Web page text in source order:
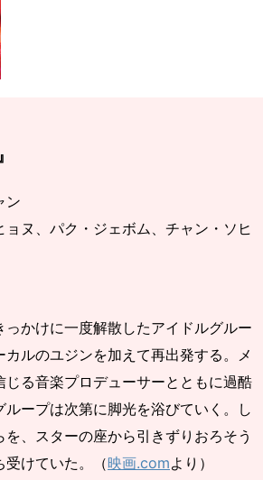
ン
ョヌ、パク・ジェボム、チャン・ソヒ
っかけに一度解散したアイドルグルー
カルのユジンを加えて再出発する。メ
じる音楽プロデューサーとともに過酷
ループは次第に脚光を浴びていく。し
、スターの座から引きずりおろそう
受けていた。（映画.comより）